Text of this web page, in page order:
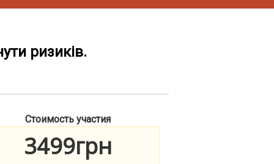
ризиків.
Стоимость участия
3499грн